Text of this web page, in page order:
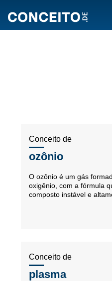
Conceito de
ozônio
O ozônio é um gás
oxigênio, com a fórmula
composto instável e
Conceito de
plasma